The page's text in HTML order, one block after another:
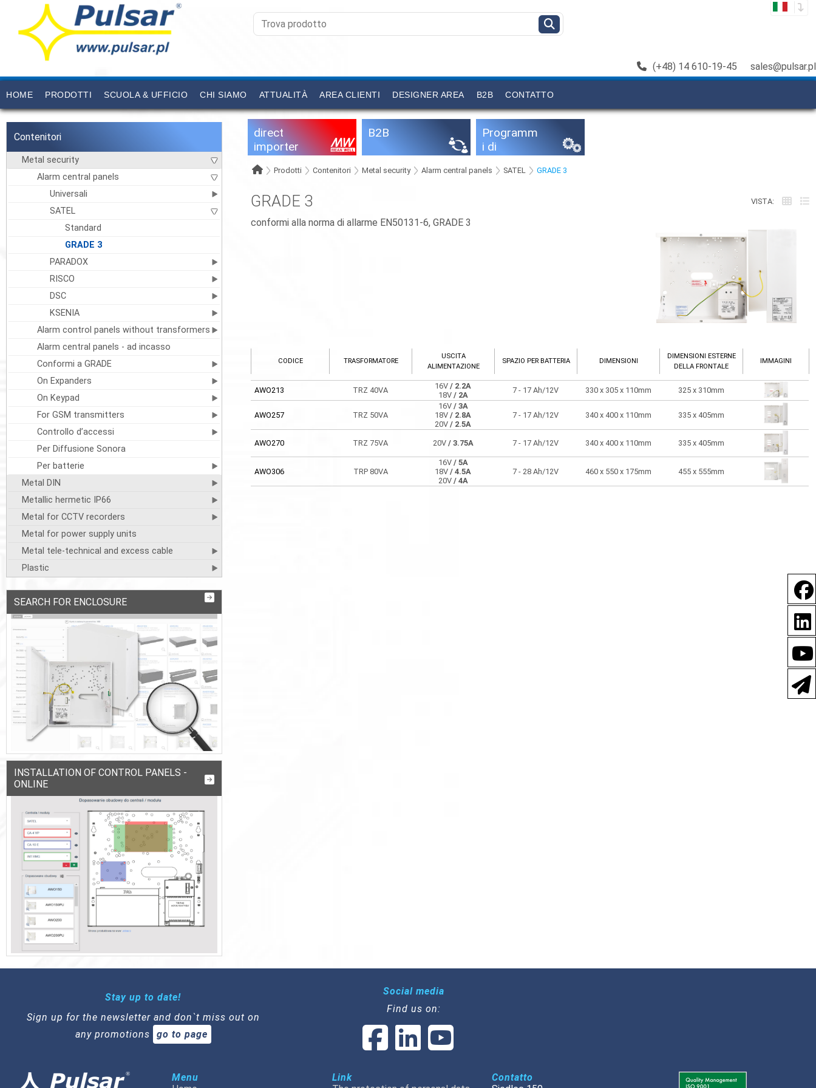
(+48) 14 610-19-45 sales@pulsar.pl
HOME PRODOTTI SCUOLA & UFFICIO CHI SIAMO ATTUALITÀ AREA CLIENTI DESIGNER AREA B2B CONTATTO
Contenitori
Metal security
Alarm central panels
Universali
SATEL
Standard
GRADE 3
PARADOX
RISCO
DSC
KSENIA
Alarm control panels without transformers
Alarm central panels - ad incasso
Conformi a GRADE
On Expanders
On Keypad
For GSM transmitters
Controllo d’accessi
Per Diffusione Sonora
Per batterie
Metal DIN
Metallic hermetic IP66
Metal for CCTV recorders
Metal for power supply units
Metal tele-technical and excess cable
Plastic
SEARCH FOR ENCLOSURE
INSTALLATION OF CONTROL PANELS -
ONLINE
direct
importer
B2B
Programm
i di
one
Prodotti Contenitori Metal security Alarm central panels SATEL GRADE 3
GRADE 3 VISTA:
conformi alla norma di allarme EN50131-6, GRADE 3
CODICE TRASFORMATORE
USCITA
ALIMENTAZIONE
SPAZIO PER BATTERIA DIMENSIONI
DIMENSIONI ESTERNE
DELLA FRONTALE
IMMAGINI
AWO213 TRZ 40VA 16V/ 2.2A
18V / 2A
7 - 17 Ah/12V 330 x 305 x 110mm 325 x 310mm
AWO257 TRZ 50VA
16V / 3A
18V/ 2.8A
20V/ 2.5A
7 - 17 Ah/12V 340 x 400 x 110mm 335 x 405mm
AWO270 TRZ 75VA 20V / 3.75A 7 - 17 Ah/12V 340 x 400 x 110mm 335 x 405mm
AWO306 TRP 80VA
16V / 5A
18V/ 4.5A
20V / 4A
7 - 28 Ah/12V 460 x 550 x 175mm 455 x 555mm
Stay up to date!
Sign up for the newsletter and don`t miss out on
any promotions
go to page
Social media
Find us on:
Menu
Link
Contatto